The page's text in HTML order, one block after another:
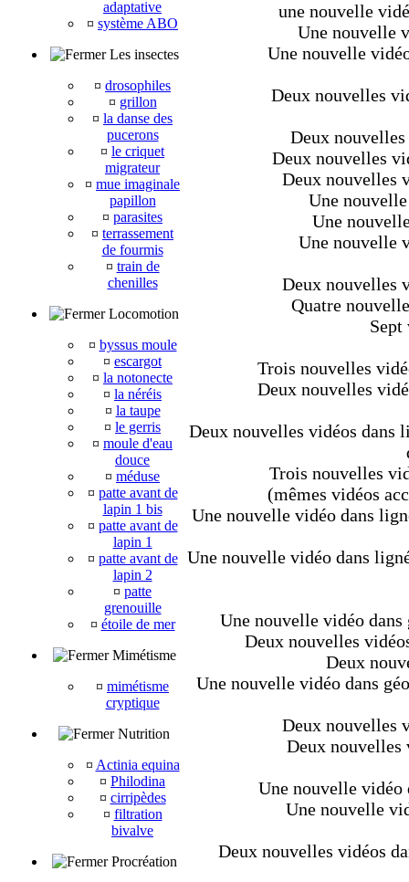
adaptative
¤ système ABO
Les insectes
¤ drosophiles
¤ grillon
¤ la danse des
pucerons
¤ le criquet
migrateur
¤ mue imaginale
papillon
¤ parasites
¤ terrassement
de fourmis
¤ train de
chenilles
Locomotion
¤ byssus moule
¤ escargot
¤ la notonecte
¤ la néréis
¤ la taupe
¤ le gerris
¤ moule d'eau
douce
¤ méduse
¤ patte avant de
lapin 1 bis
¤ patte avant de
lapin 1
¤ patte avant de
lapin 2
¤ patte
grenouille
¤ étoile de mer
Mimétisme
¤ mimétisme
cryptique
Nutrition
¤ Actinia equina
¤ Philodina
¤ cirripèdes
¤ filtration
bivalve
Procréation
une nouvelle
Une nouvelle
Une nouvelle
Deux nouvelles
Deux
Deux nouvelles
Deux nouvelles
Une
Une
Une nouvelle
Deux nouvelles
Quatre
Sept
Trois nouvelles
Deux nouvelles
Deux nouvelles vidéos dans
Trois nouvelles
(mêmes vidéos
Une nouvelle vidéo dans
Une nouvelle vidéo dans
Une nouvelle vidéo
Deux nouvelles
Deux
Une nouvelle vidéo dans
Deux nouvelles
Deux nouvelles
Une nouvelle vidéo
Une nouvelle
Deux nouvelles vidéos